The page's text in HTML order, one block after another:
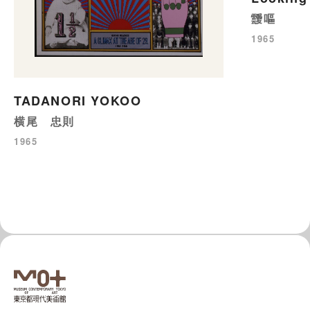
TADANORI YOKOO
横尾 忠則
1965
靉嘔
1965